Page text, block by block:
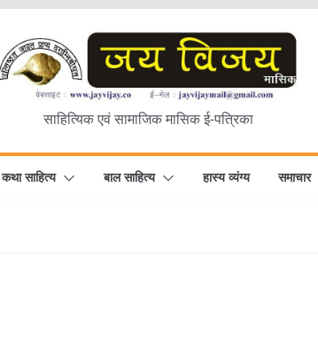
साहित्यिक एवं सामाजिक मासिक ई-पत्रिका
कथा साहित्य बाल साहित्य हास्य व्यंग्य समाचार